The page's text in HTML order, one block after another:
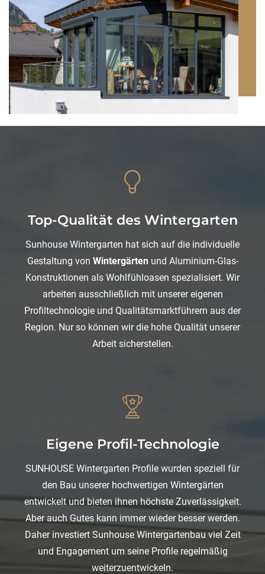
Top-Qualität des Wintergarten
Sunhouse Wintergarten hat sich auf die individuelle
Gestaltung von Wintergärten und Aluminium-Glas-
Konstruktionen als Wohlfühloasen spezialisiert. Wir
arbeiten ausschließlich mit unserer eigenen
Profiltechnologie und Qualitätsmarktführern aus der
Region. Nur so können wir die hohe Qualität unserer
Arbeit sicherstellen.
Eigene Profil-Technologie
SUNHOUSE Wintergarten Profile wurden speziell für
den Bau unserer hochwertigen Wintergärten
entwickelt und bieten ihnen höchste Zuverlässigkeit.
Aber auch Gutes kann immer wieder besser werden.
Daher investiert Sunhouse Wintergartenbau viel Zeit
und Engagement um seine Profile regelmäßig
weiterzuentwickeln.